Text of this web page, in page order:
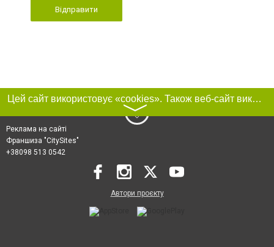
Відправити
Цей сайт використовує «cookies». Також веб-сайт використовує інтернет-сервіс для збору технічних даних стосовно відвідувачів з метою отримання маркетингової та статистичної інформації. Умови обробки даних відвідувачів сайту див.
〉
Реклама на сайті
Франшиза "CitySites"
+38098 513 0542
Автори проєкту